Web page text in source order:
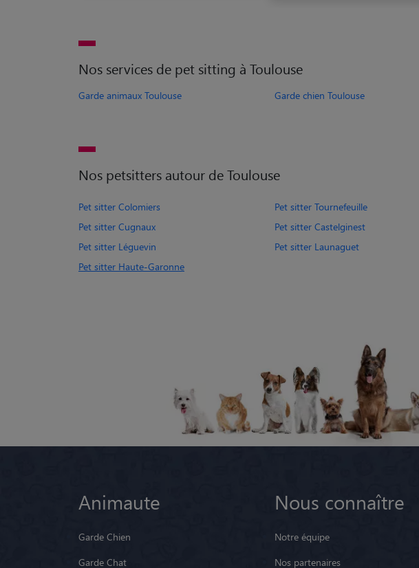
Nos services de pet sitting à Toulouse
Garde animaux Toulouse Garde chien Toulouse
Nos petsitters autour de Toulouse
Pet sitter Colomiers Pet sitter Tournefeuille
Pet sitter Cugnaux
Pet sitter Castelginest
Pet sitter Léguevin
Pet sitter Launaguet
Pet sitter Haute-Garonne
Animaute
Garde Chien
Garde Chat
Nous connaître
Notre équipe
Nos partenaires